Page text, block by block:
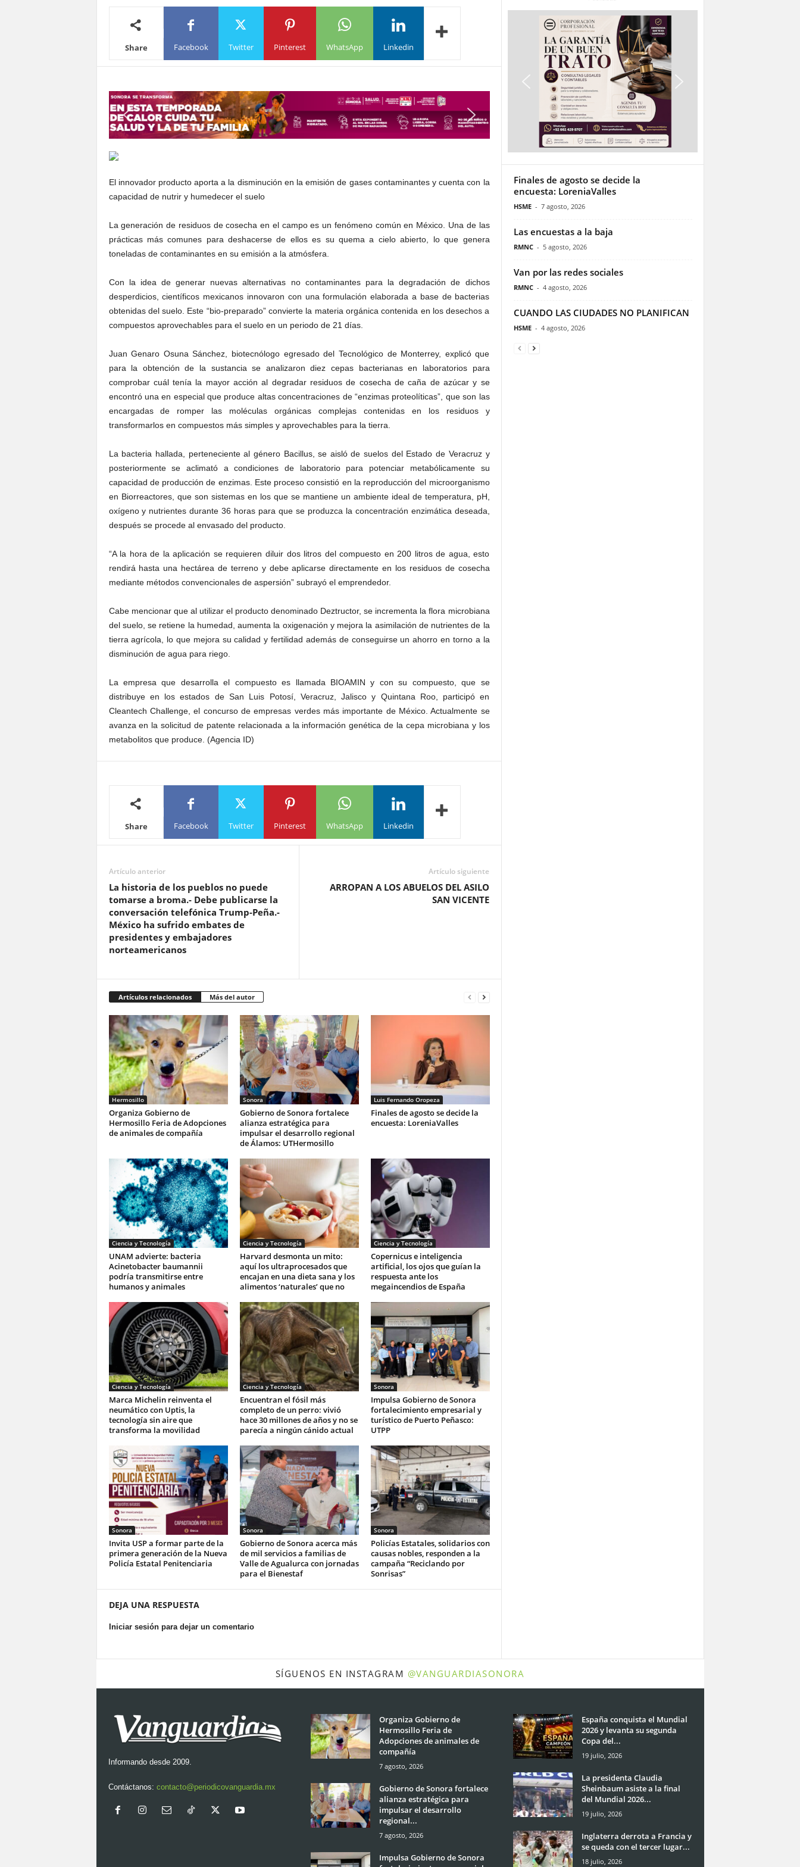
Share Facebook Twitter Pinterest WhatsApp Linkedin
El innovador producto aporta a la disminución en la emisión de gases contaminantes y cuenta con la
capacidad de nutrir y humedecer el suelo
La generación de residuos de cosecha en el campo es un fenómeno común en México. Una de las
prácticas más comunes para deshacerse de ellos es su quema a cielo abierto, lo que genera
toneladas de contaminantes en su emisión a la atmósfera.
Con la idea de generar nuevas alternativas no contaminantes para la degradación de dichos
desperdicios, científicos mexicanos innovaron con una formulación elaborada a base de bacterias
obtenidas del suelo. Este “bio-preparado” convierte la materia orgánica contenida en los desechos a
compuestos aprovechables para el suelo en un periodo de 21 días.
Juan Genaro Osuna Sánchez, biotecnólogo egresado del Tecnológico de Monterrey, explicó que
para la obtención de la sustancia se analizaron diez cepas bacterianas en laboratorios para
comprobar cuál tenía la mayor acción al degradar residuos de cosecha de caña de azúcar y se
encontró una en especial que produce altas concentraciones de “enzimas proteolíticas”, que son las
encargadas de romper las moléculas orgánicas complejas contenidas en los residuos y
transformarlos en compuestos más simples y aprovechables para la tierra.
La bacteria hallada, perteneciente al género Bacillus, se aisló de suelos del Estado de Veracruz y
posteriormente se aclimató a condiciones de laboratorio para potenciar metabólicamente su
capacidad de producción de enzimas. Este proceso consistió en la reproducción del microorganismo
en Biorreactores, que son sistemas en los que se mantiene un ambiente ideal de temperatura, pH,
oxígeno y nutrientes durante 36 horas para que se produzca la concentración enzimática deseada,
después se procede al envasado del producto.
“A la hora de la aplicación se requieren diluir dos litros del compuesto en 200 litros de agua, esto
rendirá hasta una hectárea de terreno y debe aplicarse directamente en los residuos de cosecha
mediante métodos convencionales de aspersión” subrayó el emprendedor.
Cabe mencionar que al utilizar el producto denominado Deztructor, se incrementa la flora microbiana
del suelo, se retiene la humedad, aumenta la oxigenación y mejora la asimilación de nutrientes de la
tierra agrícola, lo que mejora su calidad y fertilidad además de conseguirse un ahorro en torno a la
disminución de agua para riego.
La empresa que desarrolla el compuesto es llamada BIOAMIN y con su compuesto, que se
distribuye en los estados de San Luis Potosí, Veracruz, Jalisco y Quintana Roo, participó en
Cleantech Challenge, el concurso de empresas verdes más importante de México. Actualmente se
avanza en la solicitud de patente relacionada a la información genética de la cepa microbiana y los
metabolitos que produce. (Agencia ID)
Share Facebook Twitter Pinterest WhatsApp Linkedin
Artículo anterior
La historia de los pueblos no puede
tomarse a broma.- Debe publicarse la
conversación telefónica Trump-Peña.-
México ha sufrido embates de
presidentes y embajadores
norteamericanos
Artículo siguiente
ARROPAN A LOS ABUELOS DEL ASILO
SAN VICENTE
Artículos relacionados Más del autor
Hermosillo
Organiza Gobierno de
Hermosillo Feria de Adopciones
de animales de compañía
Sonora
Gobierno de Sonora fortalece
alianza estratégica para
impulsar el desarrollo regional
de Álamos: UTHermosillo
Luis Fernando Oropeza
Finales de agosto se decide la
encuesta: LoreniaValles
Ciencia y Tecnología
UNAM advierte: bacteria
Acinetobacter baumannii
podría transmitirse entre
humanos y animales
Ciencia y Tecnología
Harvard desmonta un mito:
aquí los ultraprocesados que
encajan en una dieta sana y los
alimentos ‘naturales’ que no
Ciencia y Tecnología
Copernicus e inteligencia
artificial, los ojos que guían la
respuesta ante los
megaincendios de España
Ciencia y Tecnología
Marca Michelin reinventa el
neumático con Uptis, la
tecnología sin aire que
transforma la movilidad
Ciencia y Tecnología
Encuentran el fósil más
completo de un perro: vivió
hace 30 millones de años y no se
parecía a ningún cánido actual
Sonora
Impulsa Gobierno de Sonora
fortalecimiento empresarial y
turístico de Puerto Peñasco:
UTPP
Sonora
Invita USP a formar parte de la
primera generación de la Nueva
Policía Estatal Penitenciaria
Sonora
Gobierno de Sonora acerca más
de mil servicios a familias de
Valle de Agualurca con jornadas
para el Bienestaf
Sonora
Policías Estatales, solidarios con
causas nobles, responden a la
campaña “Reciclando por
Sonrisas”
DEJA UNA RESPUESTA
Iniciar sesión para dejar un comentario
Finales de agosto se decide la
encuesta: LoreniaValles
HSME - 7 agosto, 2026
Las encuestas a la baja
RMNC - 5 agosto, 2026
Van por las redes sociales
RMNC - 4 agosto, 2026
CUANDO LAS CIUDADES NO PLANIFICAN
HSME - 4 agosto, 2026
SÍGUENOS EN INSTAGRAM @VANGUARDIASONORA
Informando desde 2009.
Contáctanos: contacto@periodicovanguardia.mx
Organiza Gobierno de
Hermosillo Feria de
Adopciones de animales de
compañía
7 agosto, 2026
Gobierno de Sonora fortalece
alianza estratégica para
impulsar el desarrollo
regional...
7 agosto, 2026
Impulsa Gobierno de Sonora
España conquista el Mundial
2026 y levanta su segunda
Copa del...
19 julio, 2026
La presidenta Claudia
Sheinbaum asiste a la final
del Mundial 2026...
19 julio, 2026
Inglaterra derrota a Francia y
se queda con el tercer lugar...
18 julio, 2026